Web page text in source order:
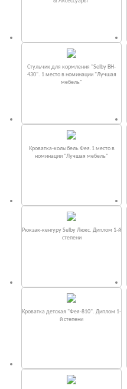
Стульчик для кормления "Selby BH-
430". 1 место в номинации "Лучшая
мебель"
Кроватка-колыбель Фея.1 место в
номинации "Лучшая мебель"
Рюкзак-кенгуру Selby Люкс. Диплом 1-й
степени
Кроватка детская "Фея-810". Диплом 1-
й степени